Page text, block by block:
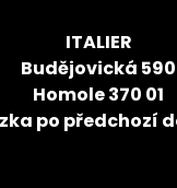
ITALIER
Budějovická 590
Homole 370 01
po předchozí